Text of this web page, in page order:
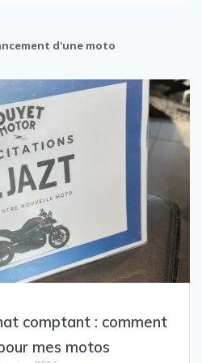
d'une moto
comptant : comment
mes motos